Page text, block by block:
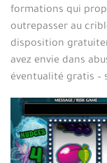
formations qui
outrepasser au
disposition
avez envie dans
éventualité gratis –